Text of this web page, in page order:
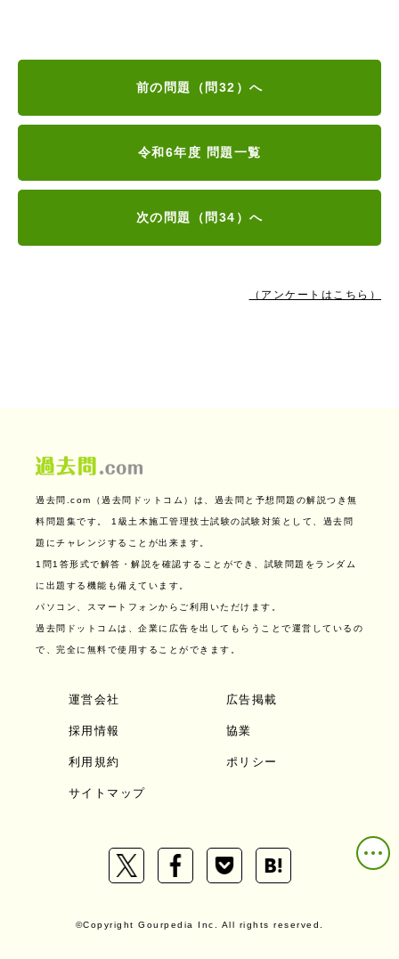
前の問題（問32）へ
令和6年度 問題一覧
次の問題（問34）へ
（アンケートはこちら）
過去問.com（過去問ドットコム）は、過去問と予想問題の解説つき無
料問題集です。 1級土木施工管理技士試験の試験対策として、過去問
題にチャレンジすることが出来ます。
1問1答形式で解答・解説を確認することができ、試験問題をランダム
に出題する機能も備えています。
パソコン、スマートフォンからご利用いただけます。
過去問ドットコムは、企業に広告を出してもらうことで運営しているの
で、完全に無料で使用することができます。
運営会社 広告掲載
採用情報 協業
利用規約 ポリシー
サイトマップ
©Copyright Gourpedia Inc. All rights reserved.